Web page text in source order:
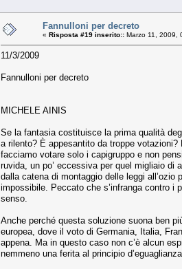
Fannulloni per decreto
« Risposta #19 inserito:: Marzo 11, 2009,
11/3/2009
Fannulloni per decreto
MICHELE AINIS
Se la fantasia costituisce la prima qualità
a rilento? È appesantito da troppe
facciamo votare solo i capigruppo e non
ruvida, un po’ eccessiva per quel migliaio
dalla catena di montaggio delle leggi
impossibile. Peccato che s’infranga contro i
senso.
Anche perché questa soluzione suona ben
europea, dove il voto di Germania, Italia,
appena. Ma in questo caso non c’è alcun
nemmeno una ferita al principio